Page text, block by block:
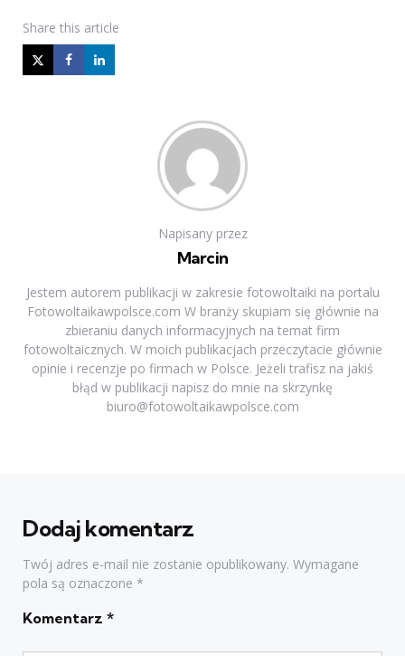
Share this article
Napisany przez
Marcin
Jestem autorem publikacji w zakresie fotowoltaiki na portalu
Fotowoltaikawpolsce.com W branży skupiam się głównie na
zbieraniu danych informacyjnych na temat firm
fotowoltaicznych. W moich publikacjach przeczytacie głównie
opinie i recenzje po firmach w Polsce. Jeżeli trafisz na jakiś
błąd w publikacji napisz do mnie na skrzynkę
biuro@fotowoltaikawpolsce.com
Dodaj komentarz
Twój adres e-mail nie zostanie opublikowany. Wymagane
pola są oznaczone *
Komentarz *